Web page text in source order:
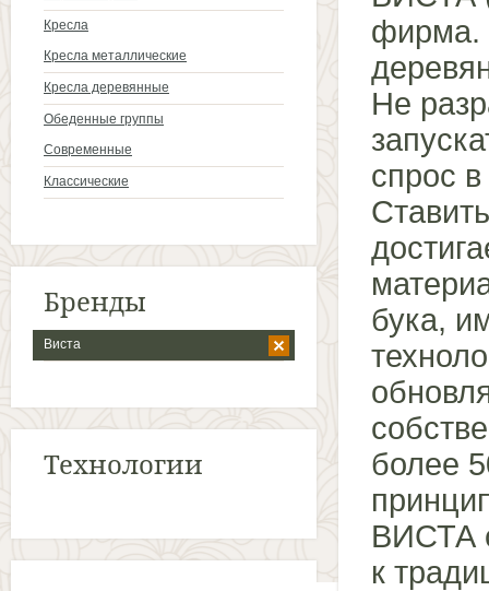
Кресла
Кресла металлические
Кресла деревянные
Обеденные группы
Современные
Классические
Бренды
Виста
Технологии
фирма.
Не
спрос
бука,
более
ВИСТА
к